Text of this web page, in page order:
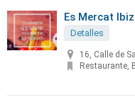
Es Mercat
Detalles
16, Calle de
Restaurante,